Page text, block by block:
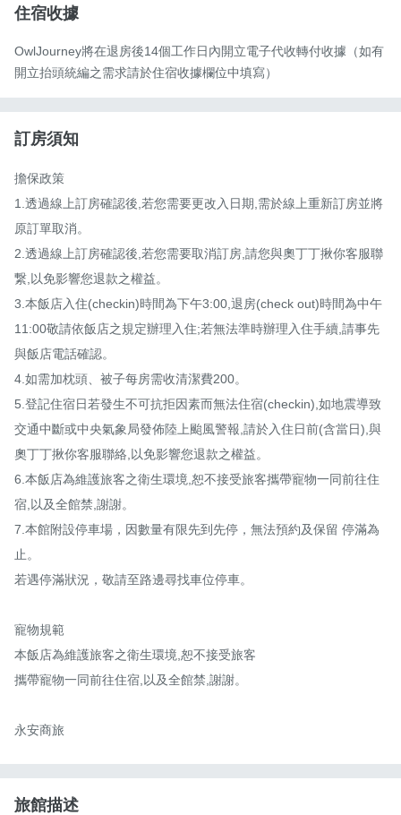
住宿收據
OwlJourney將在退房後14個工作日內開立電子代收轉付收據（如有
開立抬頭統編之需求請於住宿收據欄位中填寫）
訂房須知
擔保政策
1.透過線上訂房確認後,若您需要更改入日期,需於線上重新訂房並將
原訂單取消。
2.透過線上訂房確認後,若您需要取消訂房,請您與奧丁丁揪你客服聯
繋,以免影響您退款之權益。
3.本飯店入住(checkin)時間為下午3:00,退房(check out)時間為中午
11:00敬請依飯店之規定辦理入住;若無法準時辦理入住手續,請事先
與飯店電話確認。
4.如需加枕頭、被子每房需收清潔費200。
5.登記住宿日若發生不可抗拒因素而無法住宿(checkin),如地震導致
交通中斷或中央氣象局發佈陸上颱風警報,請於入住日前(含當日),與
奧丁丁揪你客服聯絡,以免影響您退款之權益。
6.本飯店為維護旅客之衛生環境,恕不接受旅客攜帶寵物一同前往住
宿,以及全館禁,謝謝。
7.本館附設停車場，因數量有限先到先停，無法預約及保留 停滿為
止。
若遇停滿狀況，敬請至路邊尋找車位停車。
寵物規範
本飯店為維護旅客之衛生環境,恕不接受旅客
攜帶寵物一同前往住宿,以及全館禁,謝謝。
永安商旅
旅館描述